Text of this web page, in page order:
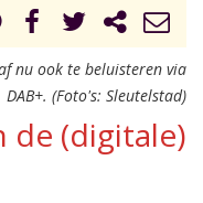
nu ook te beluisteren via
DAB+. (Foto's: Sleutelstad)
de (digitale)